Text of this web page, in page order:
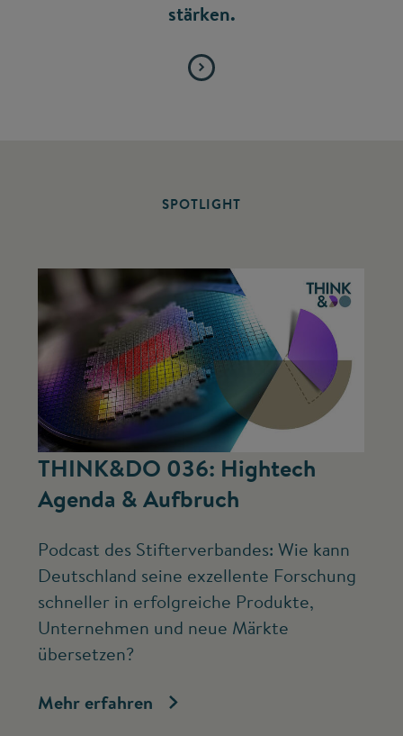
stärken.
SPOTLIGHT
THINK&DO 036: Hightech
Agenda & Aufbruch
Podcast des Stifterverbandes: Wie kann
Deutschland seine exzellente Forschung
schneller in erfolgreiche Produkte,
Unternehmen und neue Märkte
übersetzen?
Mehr erfahren